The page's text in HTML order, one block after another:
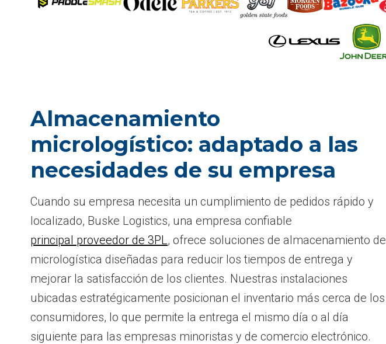
Almacenamiento
micrologístico: adaptado a las
necesidades de su empresa
Cuando su empresa necesita un cumplimiento de pedidos rápido y
localizado, Buske Logistics, una empresa confiable
principal proveedor de 3PL , ofrece soluciones de almacenamiento de
micrologística diseñadas para reducir los tiempos de entrega y
mejorar la satisfacción de los clientes. Nuestras instalaciones
ubicadas estratégicamente posicionan el inventario más cerca de los
consumidores, lo que permite la entrega el mismo día o al día
siguiente para las empresas minoristas y de comercio electrónico.